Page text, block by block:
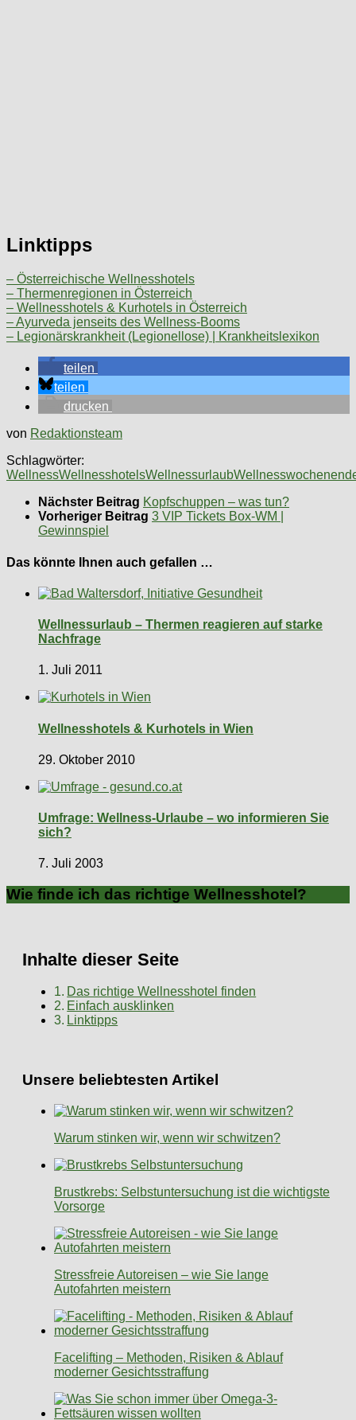
Linktipps
– Österreichische Wellnesshotels
– Thermenregionen in Österreich
– Wellnesshotels & Kurhotels in Österreich
– Ayurveda jenseits des Wellness-Booms
– Legionärskrankheit (Legionellose) | Krankheitslexikon
teilen
teilen
drucken
von Redaktionsteam
Schlagwörter:
WellnessWellnesshotelsWellnessurlaub
Nächster Beitrag Kopfschuppen – was tun?
Vorheriger Beitrag 3 VIP Tickets Box-WM |
Gewinnspiel
Das könnte Ihnen auch gefallen …
Wellnessurlaub – Thermen reagieren auf starke
Nachfrage
1. Juli 2011
Wellnesshotels & Kurhotels in Wien
29. Oktober 2010
Umfrage: Wellness-Urlaube – wo informieren Sie
sich?
7. Juli 2003
Wie finde ich das richtige Wellnesshotel?
Inhalte dieser Seite
Das richtige Wellnesshotel finden
Einfach ausklinken
Linktipps
Unsere beliebtesten Artikel
Warum stinken wir, wenn wir schwitzen?
Brustkrebs: Selbstuntersuchung ist die wichtigste
Vorsorge
Stressfreie Autoreisen – wie Sie lange
Autofahrten meistern
Facelifting – Methoden, Risiken & Ablauf
moderner Gesichtsstraffung